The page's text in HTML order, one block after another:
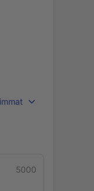
5000